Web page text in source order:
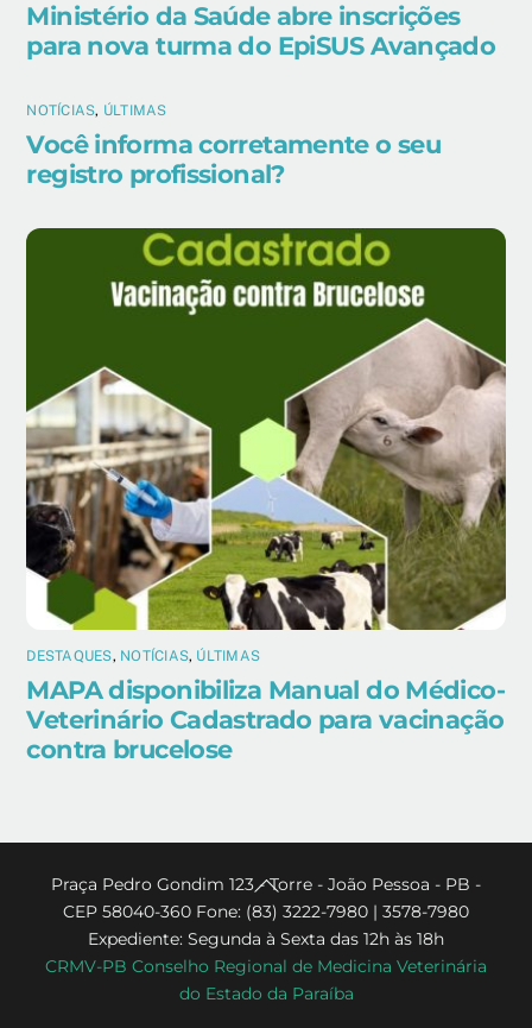
Ministério da Saúde abre inscrições
para nova turma do EpiSUS Avançado
NOTÍCIAS, ÚLTIMAS
Você informa corretamente o seu
registro profissional?
DESTAQUES, NOTÍCIAS, ÚLTIMAS
MAPA disponibiliza Manual do Médico-
Veterinário Cadastrado para vacinação
contra brucelose
Back
To
Top
Praça Pedro Gondim 123 - Torre - João Pessoa - PB -
CEP 58040-360 Fone: (83) 3222-7980 | 3578-7980
Expediente: Segunda à Sexta das 12h às 18h
CRMV-PB Conselho Regional de Medicina Veterinária
do Estado da Paraíba